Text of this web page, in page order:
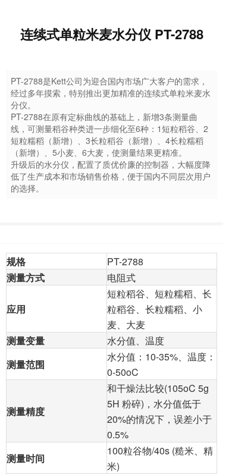
连续式单粒米麦水分仪 PT-2788
PT-2788是Kett公司为迎合国内市场广大客户的需求，
经过多年摸索，特别推出更加精准的连续式单粒米麦水
分仪。
PT-2788在原有定标曲线的基础上，新增3条测量曲
线，可测量稻谷种类进一步细化至6种：1短粒稻谷、2
短粒糯稻（新增）、3长粒稻谷（新增）、4长粒糯稻
（新增）、5小麦、6大麦，使测量结果更精准。
升级后的水分仪，配置了质优价廉的控制器，大幅度降
低了生产成本和市场销售价格，便于国内不同层次用户
的选择。
规格
PT-2788
测量方式
电阻式
应用
短粒稻谷、短粒糯稻、长
粒稻谷、长粒糯稻、小
麦、大麦
测量变量
水分值、温度
测量范围
水分值：10-35%、温度：
0-50oC
测量精度
和干燥法比较(105oC 5g
5H 粉碎)，水分值低于
20%的情况下，误差小于
0.5%
测量时间
100粒谷物/40s (糙米、精
米)